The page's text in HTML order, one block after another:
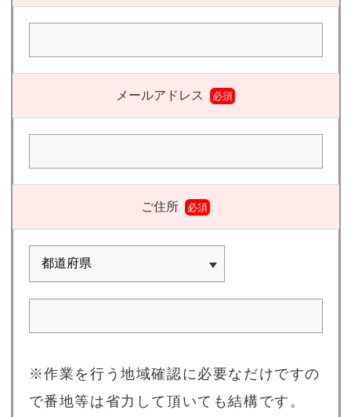
メールアドレス 必須
ご住所 必須
※作業を行う地域確認に必要なだけですの
で番地等は省力して頂いても結構です。